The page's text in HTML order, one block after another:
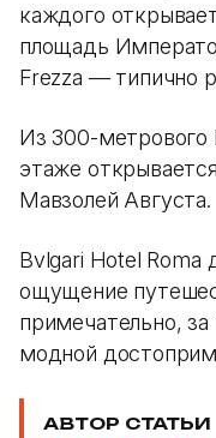
каждого
площадь
Frezza — типично
Из 300-метрового
этаже
Мавзолей Августа.
Bvlgari Hotel Roma
ощущение
примечательно,
модной
АВТОР СТАТЬИ